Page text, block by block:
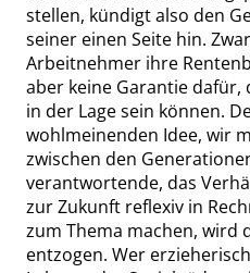
stellen, kündigt also den
seiner einen Seite hin. Zwar
Arbeitnehmer ihre
aber keine Garantie dafür,
in der Lage sein können.
wohlmeinenden Idee, wir
zwischen den
verantwortende, das
zur Zukunft reflexiv in
zum Thema machen, wird
entzogen. Wer